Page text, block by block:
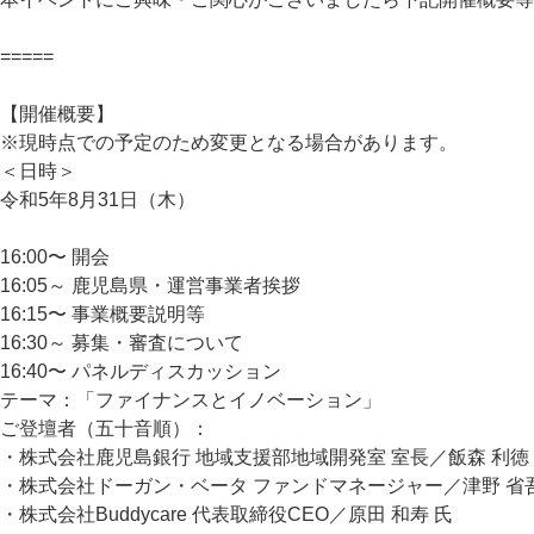
=====
【開催概要】
※現時点での予定のため変更となる場合があります。
＜日時＞
令和5年8月31日（木）
16:00〜 開会
16:05～ 鹿児島県・運営事業者挨拶
16:15〜 事業概要説明等
16:30～ 募集・審査について
16:40〜 パネルディスカッション
テーマ：「ファイナンスとイノベーション」
ご登壇者（五十音順）：
・株式会社鹿児島銀行 地域支援部地域開発室 室長／飯森 利徳
・株式会社ドーガン・ベータ ファンドマネージャー／津野 省
・株式会社Buddycare 代表取締役CEO／原田 和寿 氏